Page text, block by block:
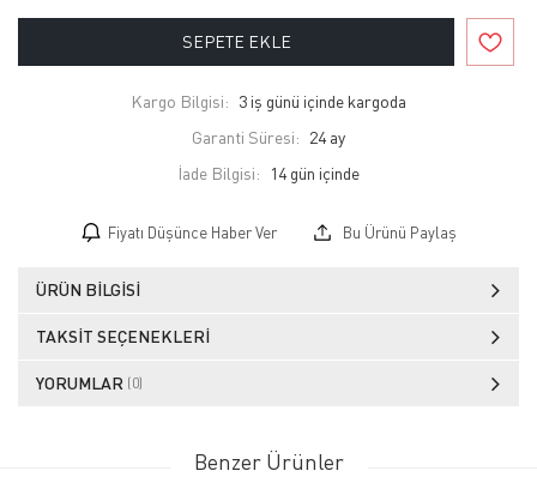
SEPETE EKLE
Kargo Bilgisi: 3 iş günü içinde kargoda
Garanti Süresi: 24 ay
İade Bilgisi:
Fiyatı Düşünce Haber Ver Bu Ürünü Paylaş
ÜRÜN BILGISI
TAKSIT SEÇENEKLERI
YORUMLAR (0)
Benzer Ürünler